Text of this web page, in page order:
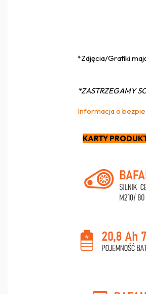
*Zdjęcia/Grafiki
*ZASTRZEGAMY
Informacja o
KARTY